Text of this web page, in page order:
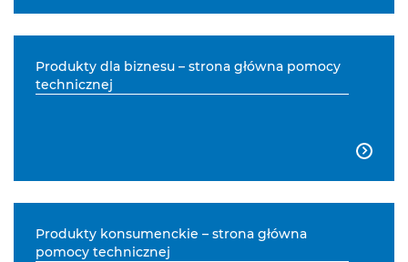
Produkty dla biznesu – strona główna pomocy
technicznej

Produkty konsumenckie – strona główna
pomocy technicznej